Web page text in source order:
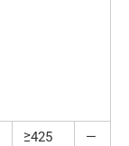
≥425
—